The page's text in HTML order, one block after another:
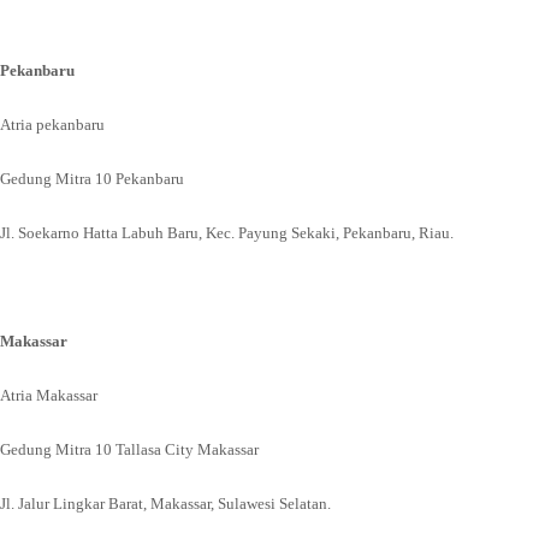
Pekanbaru
Atria pekanbaru
Gedung Mitra 10 Pekanbaru
Jl. Soekarno Hatta Labuh Baru, Kec. Payung Sekaki, Pekanbaru, Riau.
Makassar
Atria Makassar
Gedung Mitra 10 Tallasa City Makassar
Jl. Jalur Lingkar Barat, Makassar, Sulawesi Selatan.